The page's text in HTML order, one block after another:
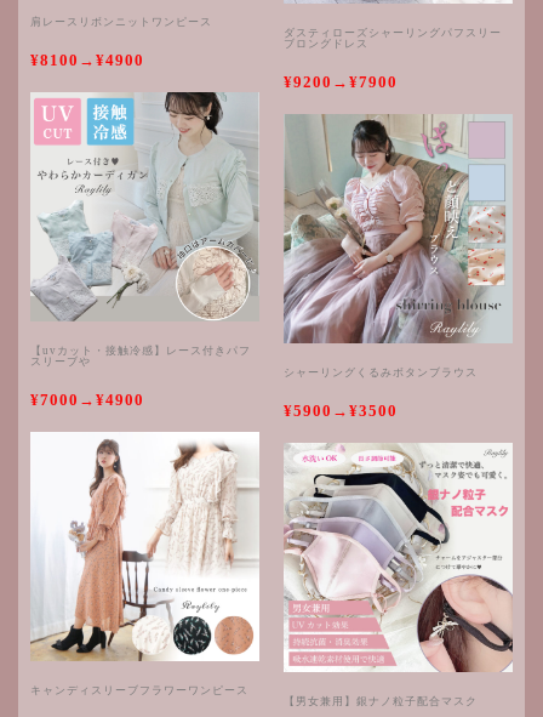
肩レースリボンニットワンピース
¥8100→¥4900
【uvカット・接触冷感】レース付きパフ
スリーブや
¥7000→¥4900
キャンディスリーブフラワーワンピース
ダスティローズシャーリングパフスリー
ブロングドレス
¥9200→¥7900
シャーリングくるみボタンブラウス
¥5900→¥3500
【男女兼用】銀ナノ粒子配合マスク